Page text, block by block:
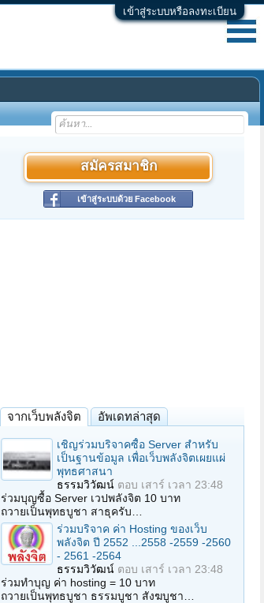
เข้าสู่ระบบหรือลงทะเบียน
สมัครสมาชิก
เข้าสู่ระบบด้วย Facebook
จากเว็บพลังจิต อัพเดทล่าสุด
เชิญร่วมบริจาคซื้อ Server สำหรับ
เป็นฐานข้อมูล เพื่อเว็บพลังจิตเผยแผ่
พุทธศาสนา
ธรรมวิวัฒน์ ตอบ เสาร์ เวลา 23:48
ร่วมบุญซื้อ Server เวปพลังจิต 10 บาท
ถวายเป็นพุทธบูชา สาธุครับ…
ร่วมบริจาค ค่า Hosting ของเว็บ
พลังจิต ปี 2552 ...2558 -2559 -2560
- 2561 -2564
ธรรมวิวัฒน์ ตอบ เสาร์ เวลา 23:48
ร่วมทำบุญ ค่า hosting = 10 บาท
ถวายเป็นพุทธบูชา ธรรมบูชา สังฆบูชา…